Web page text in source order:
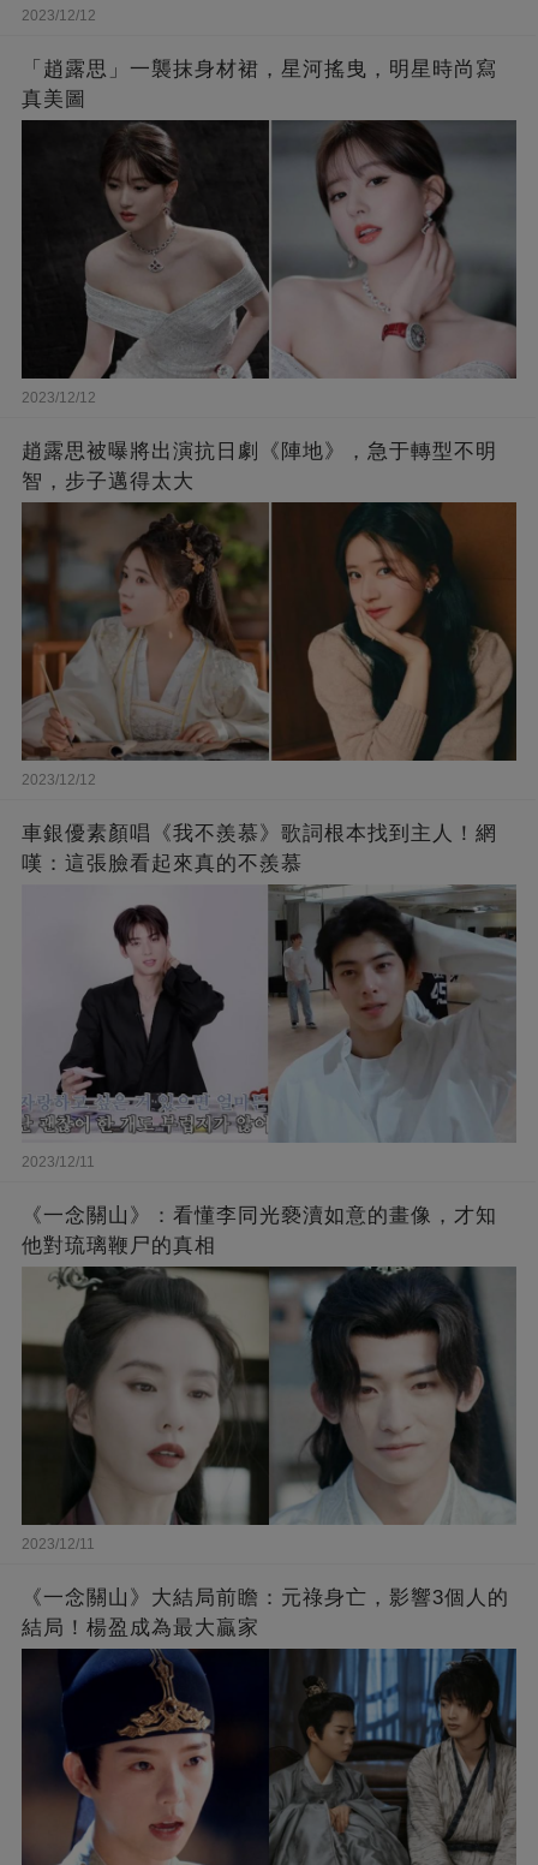
2023/12/12
「趙露思」一襲抹身材裙，星河搖曳，明星時尚寫
真美圖
2023/12/12
趙露思被曝將出演抗日劇《陣地》，急于轉型不明
智，步子邁得太大
2023/12/12
車銀優素顏唱《我不羨慕》歌詞根本找到主人！網
嘆：這張臉看起來真的不羨慕
2023/12/11
《一念關山》：看懂李同光褻瀆如意的畫像，才知
他對琉璃鞭尸的真相
2023/12/11
《一念關山》大結局前瞻：元祿身亡，影響3個人的
結局！楊盈成為最大贏家